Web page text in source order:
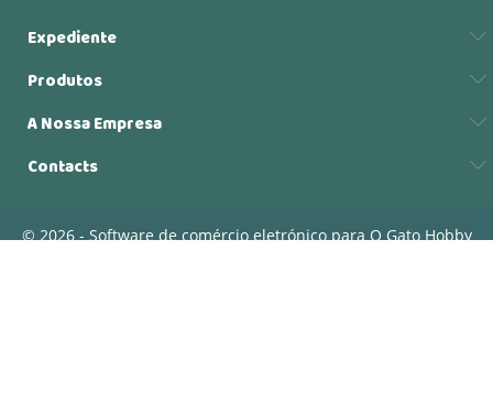
Expediente
Produtos
A Nossa Empresa
Contacts
© 2026 - Software de comércio eletrónico para O Gato Hobby